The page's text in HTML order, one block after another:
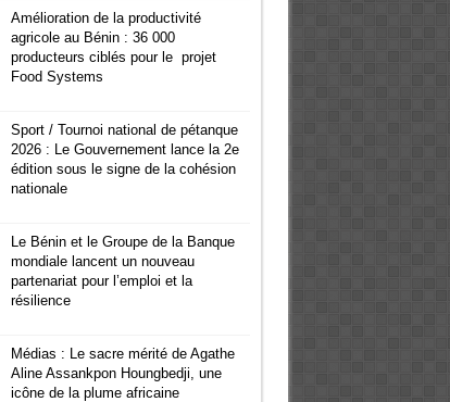
Amélioration de la productivité
agricole au Bénin : 36 000
producteurs ciblés pour le projet
Food Systems
Sport / Tournoi national de pétanque
2026 : Le Gouvernement lance la 2e
édition sous le signe de la cohésion
nationale
Le Bénin et le Groupe de la Banque
mondiale lancent un nouveau
partenariat pour l’emploi et la
résilience
Médias : Le sacre mérité de Agathe
Aline Assankpon Houngbedji, une
icône de la plume africaine